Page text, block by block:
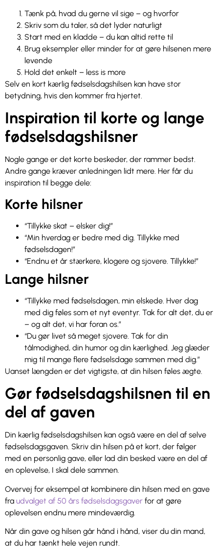
Tænk på, hvad du gerne vil sige – og hvorfor
Skriv som du taler, så det lyder naturligt
Start med en kladde – du kan altid rette til
Brug eksempler eller minder for at gøre hilsenen mere
levende
Hold det enkelt – less is more
Selv en kort kærlig fødselsdagshilsen kan have stor
betydning, hvis den kommer fra hjertet.
Inspiration til korte og lange
fødselsdagshilsner
Nogle gange er det korte beskeder, der rammer bedst.
Andre gange kræver anledningen lidt mere. Her får du
inspiration til begge dele:
Korte hilsner
“Tillykke skat – elsker dig!”
“Min hverdag er bedre med dig. Tillykke med
fødselsdagen!”
“Endnu et år stærkere, klogere og sjovere. Tillykke!”
Lange hilsner
“Tillykke med fødselsdagen, min elskede. Hver dag
med dig føles som et nyt eventyr. Tak for alt det, du er
– og alt det, vi har foran os.”
“Du gør livet så meget sjovere. Tak for din
tålmodighed, din humor og din kærlighed. Jeg glæder
mig til mange flere fødselsdage sammen med dig.”
Uanset længden er det vigtigste, at din hilsen føles ægte.
Gør fødselsdagshilsnen til en
del af gaven
Din kærlig fødselsdagshilsen kan også være en del af selve
fødselsdagsgaven. Skriv din hilsen på et kort, der følger
med en personlig gave, eller lad din besked være en del af
en oplevelse, I skal dele sammen.
Overvej for eksempel at kombinere din hilsen med en gave
fra udvalget af 50 års fødselsdagsgaver for at gøre
oplevelsen endnu mere mindeværdig.
Når din gave og hilsen går hånd i hånd, viser du din mand,
at du har tænkt hele vejen rundt.